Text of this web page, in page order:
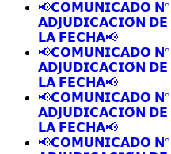
📢𝗖𝗢𝗠𝗨𝗡𝗜𝗖𝗔𝗗𝗢 𝗡°
𝗔𝗗𝗝𝗨𝗗𝗜𝗖𝗔𝗖𝗜𝗢́𝗡
𝗟𝗔 𝗙𝗘𝗖𝗛𝗔📢
📢𝗖𝗢𝗠𝗨𝗡𝗜𝗖𝗔𝗗𝗢 𝗡°
𝗔𝗗𝗝𝗨𝗗𝗜𝗖𝗔𝗖𝗜𝗢́𝗡
𝗟𝗔 𝗙𝗘𝗖𝗛𝗔📢
📢𝗖𝗢𝗠𝗨𝗡𝗜𝗖𝗔𝗗𝗢 𝗡°
𝗔𝗗𝗝𝗨𝗗𝗜𝗖𝗔𝗖𝗜𝗢́𝗡
𝗟𝗔 𝗙𝗘𝗖𝗛𝗔📢
📢𝗖𝗢𝗠𝗨𝗡𝗜𝗖𝗔𝗗𝗢 𝗡°